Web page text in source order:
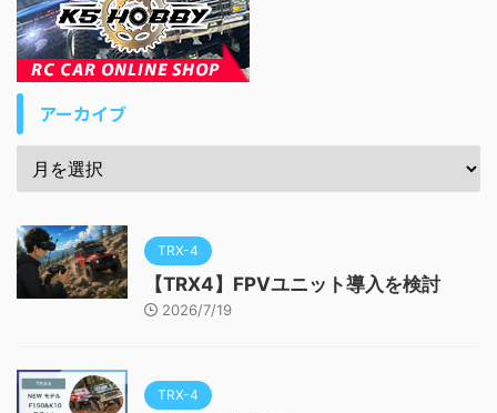
アーカイブ
TRX-4
【TRX4】FPVユニット導入を検討
2026/7/19
TRX-4